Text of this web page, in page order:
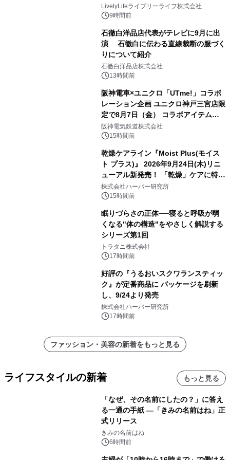
LivelyLifeライブリーライフ株式会社
9時間前
石徹白洋品店代表がテレビに9月に出
演 石徹白に伝わる直線裁断の服づく
りについて紹介
石徹白洋品店株式会社
13時間前
阪神電車×ユニクロ「UTme!」コラボ
レーション企画 ユニクロ神戸三宮店限
定で8月7日（金） コラボアイテムが
発売決定！
阪神電気鉄道株式会社
15時間前
乾燥ケアライン『Moist Plus(モイス
ト プラス)』 2026年9月24日(木)リニ
ューアル新発売！ 「乾燥」ケアに特化
し、ライン使いで潤いに満ちた肌へ
株式会社ハーバー研究所
15時間前
眠りづらさの正体──寝ると呼吸が弱
くなる"体の構造"をやさしく解説する
シリーズ第1回
トラタニ株式会社
17時間前
好評の『うるおいスクワランスティッ
ク』が定番商品に パッケージを刷新
し、9/24より発売
株式会社ハーバー研究所
17時間前
ファッション・美容の新着をもっと見る
ライフスタイルの新着 もっと見る
「なぜ、その名前にしたの？」に答え
る一通の手紙 ―「きみの名前はね」正
式リリース
きみの名前はね
6時間前